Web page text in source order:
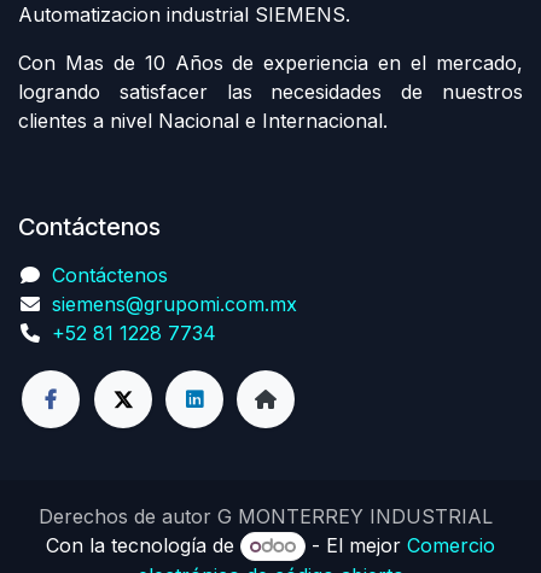
Automatizacion industrial SIEMENS.
Con Mas de 10 Años de experiencia en el mercado,
logrando satisfacer las necesidades de nuestros
clientes a nivel Nacional e Internacional.
Contáctenos
Contáctenos
siemens@grupomi.com.mx
+52 81 1228 7734
Derechos de autor G MONTERREY INDUSTRIAL
Con la tecnología de
- El mejorComercio